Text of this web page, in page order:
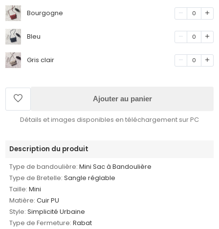
Bourgogne 0
Bleu 0
Gris clair 0
Ajouter au panier
Détails et images disponibles en téléchargement sur PC
Description du produit
Type de bandoulière: Mini Sac à Bandoulière
Type de Bretelle: Sangle réglable
Taille: Mini
Matière: Cuir PU
Style: Simplicité Urbaine
Type de Fermeture: Rabat